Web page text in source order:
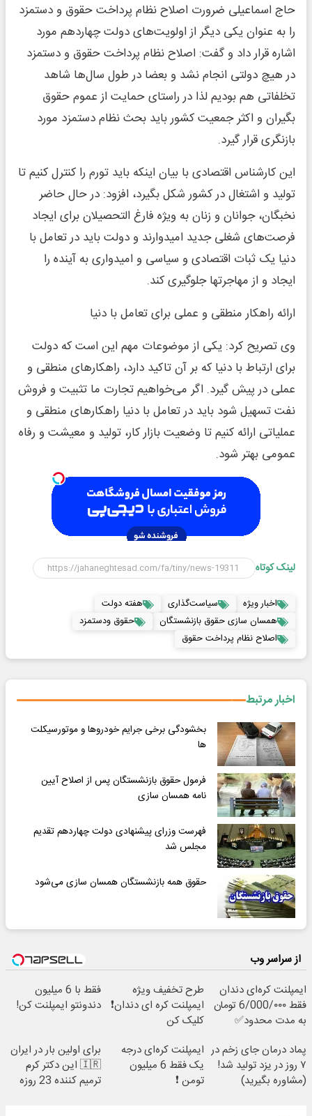
حاج اسماعیلی ضرورت اصلاح نظام پرداخت حقوق و دستمزد
را به عنوان یکی دیگر از اولویت‌های دولت چهاردهم مورد
اشاره قرار داد و گفت: اصلاح نظام پرداخت حقوق و دستمزد
در هیچ دولتی انجام نشد و بعضا در طول سال‌ها شاهد
تخلفاتی هم بودیم لذا در راستای حمایت از عموم حقوق
بگیران و اکثر جمعیت کشور باید بحث نظام دستمزد مورد
بازنگری قرار گیرد.
این کارشناس اقتصادی با بیان اینکه باید تورم را کنترل کنیم تا
تولید و اشتغال در کشور شکل بگیرد،‌ افزود: در حال حاضر
نخبگان، جوانان و زنان به ویژه فارغ التحصیلان برای ایجاد
فرصت‌های شغلی جدید امیدوارند و دولت باید در تعامل با
دنیا یک ثبات اقتصادی و سیاسی و امیدواری به آینده را
ایجاد و از مهاجرتها جلوگیری کند.
ارائه راهکار منطقی و عملی برای تعامل با دنیا
وی تصریح کرد: یکی از موضوعات مهم این است که دولت
برای ارتباط با دنیا که بر آن تاکید دارد، راهکارهای منطقی و
عملی در پیش گیرد. اگر می‌خواهیم تجارت ما تثبیت و فروش
نفت تسهیل شود باید در تعامل با دنیا راهکارهای منطقی و
عملیاتی ارائه کنیم تا وضعیت بازار کار، تولید و معیشت و رفاه
عمومی بهتر شود.
لینک کوتاه
اخبار ویژه سیاست‌گذاری
هفته دولت
همسان سازی حقوق بازنشستگان
حقوق ودستمزد
اصلاح نظام پرداخت حقوق
اخبار مرتبط
بخشودگی برخی جرایم خودروها و موتورسیکلت
ها
فرمول حقوق بازنشستگان پس از اصلاح آیین
نامه همسان سازی
فهرست وزرای پیشنهادی دولت چهاردهم تقدیم
مجلس شد
حقوق همه بازنشستگان همسان سازی می‌شود
از سراسر وب
ایمپلنت کره‌ای دندان
فقط 6/000/۰۰۰ تومان
به مدت محدود✅
طرح تخفیف ویژه
ایمپلنت کره ای دندان❗
کلیک کن
فقط با 6 میلیون
دندونتو ایمپلنت کن!
پماد درمان جای زخم در
۷ روز در یزد تولید شد!
(مشاوره بگیرید)
ایمپلنت کره‌ای درجه
یک فقط 6 میلیون
تومن ❗
برای اولین بار در ایران
🇮🇷 این دکتر کرم
ترمیم کننده 23 روزه